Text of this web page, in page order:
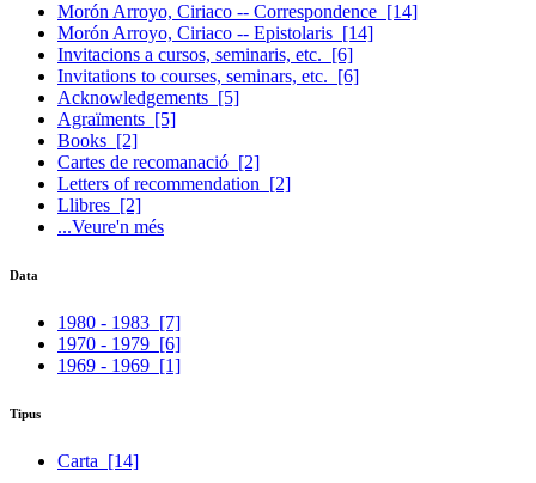
Morón Arroyo, Ciriaco -- Correspondence [14]
Morón Arroyo, Ciriaco -- Epistolaris [14]
Invitacions a cursos, seminaris, etc. [6]
Invitations to courses, seminars, etc. [6]
Acknowledgements [5]
Agraïments [5]
Books [2]
Cartes de recomanació [2]
Letters of recommendation [2]
Llibres [2]
...Veure'n més
Data
1980 - 1983 [7]
1970 - 1979 [6]
1969 - 1969 [1]
Tipus
Carta [14]